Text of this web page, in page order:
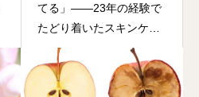
てる」——23年の経験で
たどり着いたスキンケア
の答え